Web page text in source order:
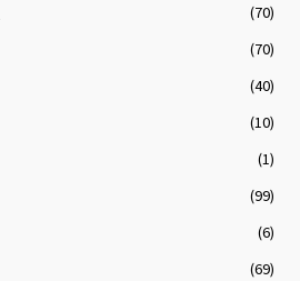
(70)
(70)
(40)
(10)
(1)
(99)
(6)
(69)